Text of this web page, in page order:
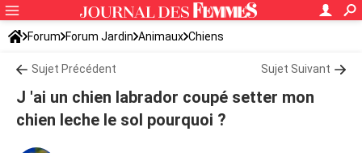
Forum Forum Jardin Animaux Chiens
Sujet Précédent Sujet Suivant
J 'ai un chien labrador coupé setter mon
chien leche le sol pourquoi ?